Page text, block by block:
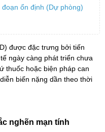
ổn định (Dự phòng)
được đặc trưng bởi tiến
ngày càng phát triển chưa
thuốc hoặc biện pháp can
biến nặng dần theo thời
nghẽn mạn tính